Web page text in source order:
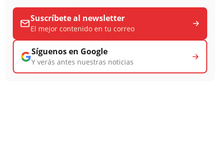
Suscríbete al newsletter
El mejor contenido en tu correo
Síguenos en Google
Y verás antes nuestras noticias